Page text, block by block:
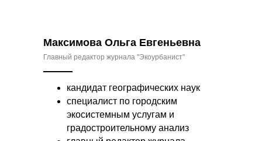
Максимова Ольга Евгеньевна
Главный редактор журнала "Экоурбанист"
кандидат географических наук
специалист по городским
экосистемным услугам и
градостроительному анализ